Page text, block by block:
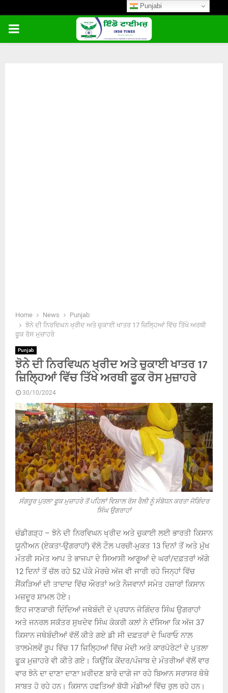
PRIMARY
Home News
Punjab
ਝੋਨੇ ਦੀ ਨਿਰਵਿਘਨ ਖ੍ਰੀਦ ਅਤੇ ਚੁਕਾਈ ਖਾਤਰ 17 ਜ਼ਿਲ੍ਹਿਆਂ ਵਿੱਚ ਤਿੱਖੇ ਅਰਥੀ
ਫੂਕ ਰੋਸ ਮੁਜ਼ਾਹਰੇ
Punjab
ਝੋਨੇ ਦੀ ਨਿਰਵਿਘਨ ਖ੍ਰੀਦ ਅਤੇ ਚੁਕਾਈ ਖਾਤਰ 17
ਜ਼ਿਲ੍ਹਿਆਂ ਵਿੱਚ ਤਿੱਖੇ ਅਰਥੀ ਫੂਕ ਰੋਸ ਮੁਜ਼ਾਹਰੇ
30/10/2024
ਸੰਗਰੂਰ ਪੁਤਲਾ ਫੂਕ ਮੁਜ਼ਾਹਰੇ ਤੋਂ ਪਹਿਲਾਂ ਵਿਸ਼ਾਲ ਰੋਸ ਰੈਲੀ ਨੂੰ ਸੰਬੋਧਨ ਕਰਤਾ ਜੋਗਿੰਦਰ
ਸਿੰਘ ਉਗਰਾਹਾਂ
ਚੰਡੀਗੜ੍ਹ – ਝੋਨੇ ਦੀ ਨਿਰਵਿਘਨ ਖ੍ਰੀਦ ਅਤੇ ਚੁਕਾਈ ਲਈ ਭਾਰਤੀ ਕਿਸਾਨ
ਯੂਨੀਅਨ (ਏਕਤਾ-ਉਗਰਾਹਾਂ) ਵੱਲੋ ਟੌਲ ਪਰਚੀ-ਮੁਕਤ 13 ਦਿਨਾਂ ਤੋਂ ਅਤੇ ਮੁੱਖ
ਮੰਤਰੀ ਸਮੇਤ ਆਪ ਤੇ ਭਾਜਪਾ ਦੇ ਸਿਆਸੀ ਆਗੂਆਂ ਦੇ ਘਰਾਂ/ਦਫ਼ਤਰਾਂ ਅੱਗੇ
12 ਦਿਨਾਂ ਤੋਂ ਚੱਲ ਰਹੇ 52 ਪੱਕੇ ਮੋਰਚੇ ਅੱਜ ਵੀ ਜਾਰੀ ਰਹੇ ਜਿਨ੍ਹਾਂ ਵਿੱਚ
ਸੈਂਕੜਿਆਂ ਦੀ ਤਾਦਾਦ ਵਿੱਚ ਔਰਤਾਂ ਅਤੇ ਨੌਜਵਾਨਾਂ ਸਮੇਤ ਹਜ਼ਾਰਾਂ ਕਿਸਾਨ
ਮਜ਼ਦੂਰ ਸ਼ਾਮਲ ਹੋਏ।
ਇਹ ਜਾਣਕਾਰੀ ਦਿੰਦਿਆਂ ਜਥੇਬੰਦੀ ਦੇ ਪ੍ਰਧਾਨ ਜੋਗਿੰਦਰ ਸਿੰਘ ਉਗਰਾਹਾਂ
ਅਤੇ ਜਨਰਲ ਸਕੱਤਰ ਸੁਖਦੇਵ ਸਿੰਘ ਕੋਕਰੀ ਕਲਾਂ ਨੇ ਦੱਸਿਆ ਕਿ ਅੱਜ 37
ਕਿਸਾਨ ਜਥੇਬੰਦੀਆਂ ਵੱਲੋਂ ਕੀਤੇ ਗਏ ਡੀ ਸੀ ਦਫ਼ਤਰਾਂ ਦੇ ਘਿਰਾਓ ਨਾਲ਼
ਤਾਲਮੇਲਵੇਂ ਰੂਪ ਵਿੱਚ 17 ਜ਼ਿਲ੍ਹਿਆਂ ਵਿੱਚ ਮੋਦੀ ਅਤੇ ਕਾਰਪੋਰੇਟਾਂ ਦੇ ਪੁਤਲਾ
ਫੂਕ ਮੁਜ਼ਾਹਰੇ ਵੀ ਕੀਤੇ ਗਏ। ਕਿਉਂਕਿ ਕੇਂਦਰ/ਪੰਜਾਬ ਦੇ ਮੰਤਰੀਆਂ ਵੱਲੋਂ ਵਾਰ
ਵਾਰ ਝੋਨੇ ਦਾ ਦਾਣਾ ਦਾਣਾ ਖ਼ਰੀਦਣ ਬਾਰੇ ਦਾਗੇ ਜਾ ਰਹੇ ਬਿਆਨ ਸਰਾਸਰ ਥੋਥੇ
ਸਾਬਤ ਹੋ ਰਹੇ ਹਨ। ਕਿਸਾਨ ਹਫਤਿਆਂ ਬੱਧੀ ਮੰਡੀਆਂ ਵਿੱਚ ਰੁਲ ਰਹੇ ਹਨ।
Punjabi